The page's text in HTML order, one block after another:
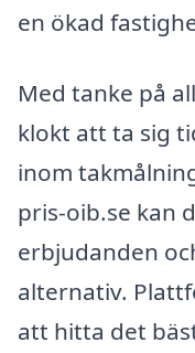
en ökad
Med tanke på
klokt att ta sig
inom
pris-oib.se kan
erbjudanden
alternativ.
att hitta det